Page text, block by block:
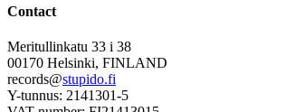
Contact
Meritullinkatu 33 i 38
00170 Helsinki, FINLAND
records@stupido.fi
Y-tunnus: 2141301-5